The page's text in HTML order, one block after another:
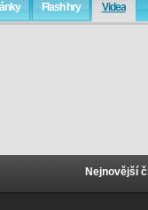
Flash hry Videa
Nejnovější